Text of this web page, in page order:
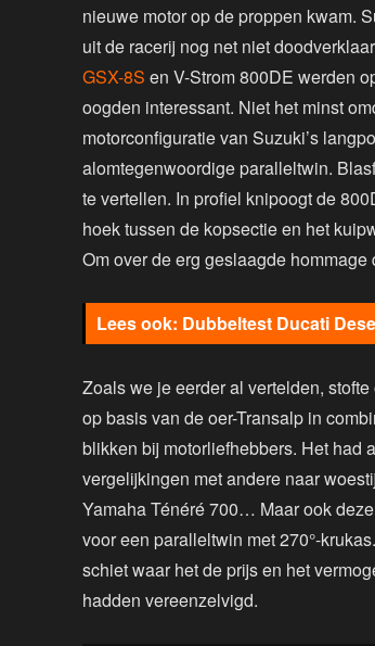
nieuwe motor op de proppen kwam.
uit de racerij nog net niet
GSX-8S en V-Strom 800DE werden
oogden interessant. Niet het minst
motorconfiguratie van Suzuki’s
alomtegenwoordige paralleltwin.
te vertellen. In profiel knipoogt de
hoek tussen de kopsectie en het
Om over de erg geslaagde
Dubbeltest Ducati
Zoals we je eerder al vertelden,
op basis van de oer-Transalp in
blikken bij motorliefhebbers. Het had
vergelijkingen met andere naar
Yamaha Ténéré 700… Maar ook
voor een paralleltwin met 270°-
schiet waar het de prijs en het
hadden vereenzelvigd.